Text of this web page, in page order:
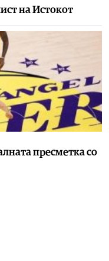
на Истокот
пресметка со